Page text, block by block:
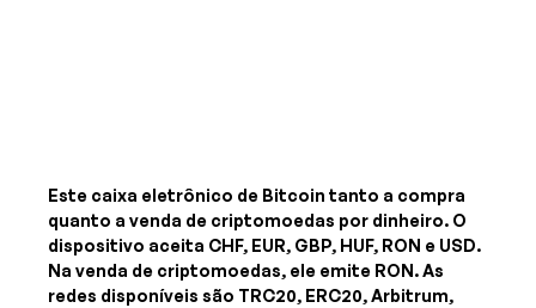
Este caixa eletrônico de Bitcoin tanto a compra
quanto a venda de criptomoedas por dinheiro. O
dispositivo aceita CHF, EUR, GBP, HUF, RON e USD.
Na venda de criptomoedas, ele emite RON. As
redes disponíveis são TRC20, ERC20, Arbitrum,